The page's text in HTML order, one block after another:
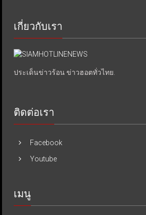
เกี่ยวกับเรา
ประเด็นข่าวร้อน ข่าวฮอตทั่วไทย.
ติดต่อเรา
Facebook
Youtube
เมนู